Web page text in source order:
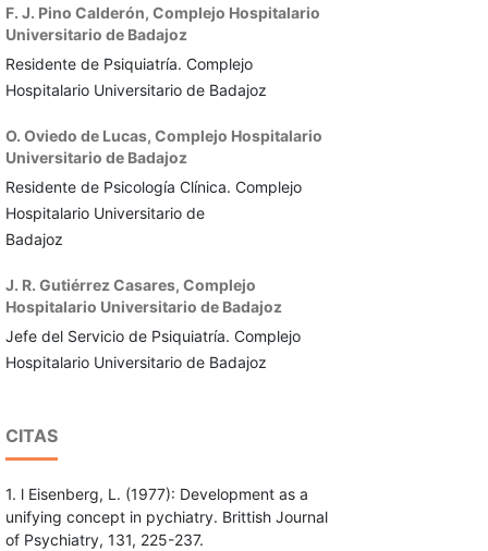
F. J. Pino Calderón, Complejo Hospitalario
Universitario de Badajoz
Residente de Psiquiatría. Complejo
Hospitalario Universitario de Badajoz
O. Oviedo de Lucas, Complejo Hospitalario
Universitario de Badajoz
Residente de Psicología Clínica. Complejo
Hospitalario Universitario de
Badajoz
J. R. Gutiérrez Casares, Complejo
Hospitalario Universitario de Badajoz
Jefe del Servicio de Psiquiatría. Complejo
Hospitalario Universitario de Badajoz
CITAS
1. l Eisenberg, L. (1977): Development as a
unifying concept in pychiatry. Brittish Journal
of Psychiatry, 131, 225-237.